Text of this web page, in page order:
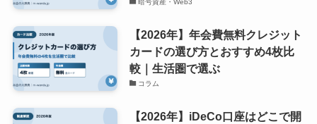
暗号資産・Web3
【2026年】年会費無料クレジット
カードの選び方とおすすめ4枚比
較｜生活圏で選ぶ
コラム
【2026年】iDeCo口座はどこで開